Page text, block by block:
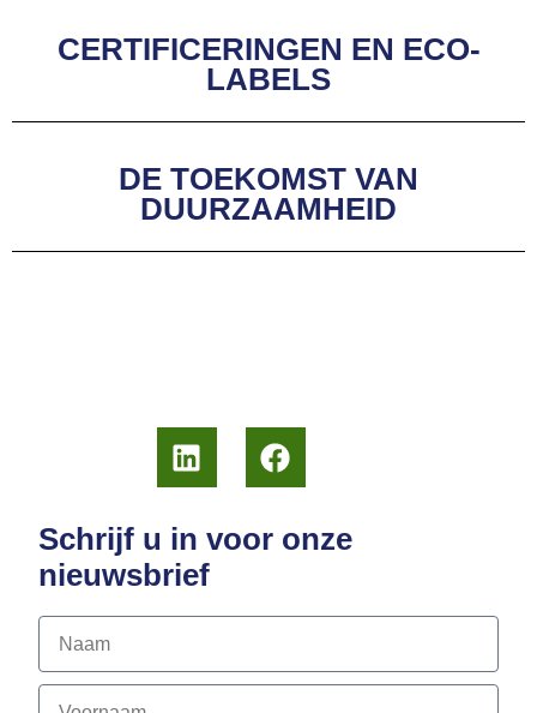
CERTIFICERINGEN EN ECO-
LABELS
DE TOEKOMST VAN
DUURZAAMHEID
Schrijf u in voor onze
nieuwsbrief